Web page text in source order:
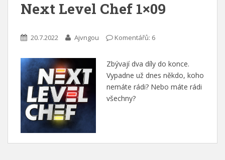
Next Level Chef 1×09
20.7.2022 Ajvngou Komentářů: 6
Zbývají dva díly do konce.
Vypadne už dnes někdo, koho
nemáte rádi? Nebo máte rádi
všechny?